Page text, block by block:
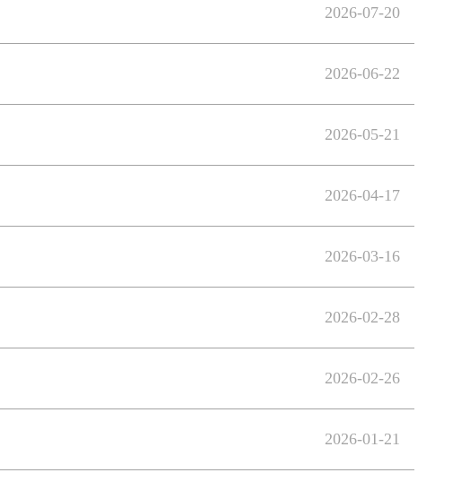
2026-07-20
2026-06-22
2026-05-21
2026-04-17
2026-03-16
2026-02-28
2026-02-26
2026-01-21